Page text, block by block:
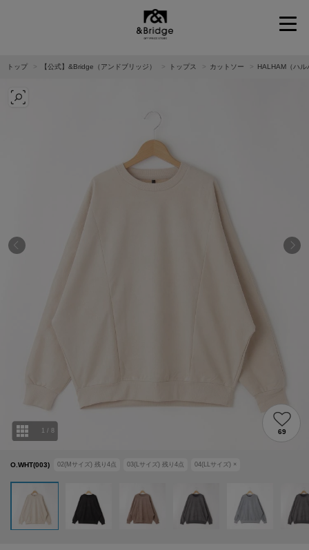
トップ 【公式】&Bridge（アンドブリッジ） トップス カットソー HALHAM（ハ
O.WHT(003) 02(Mサイズ) 残り 4点 03(Lサイズ) 残り 4点 04(LLサイズ) ×
1 / 8 69